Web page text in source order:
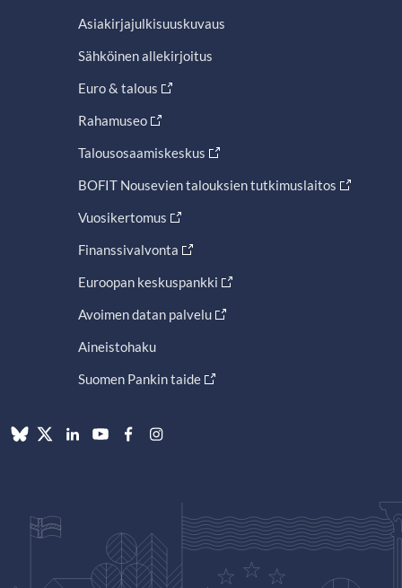
Asiakirjajulkisuuskuvaus
Sähköinen allekirjoitus
Euro & talous
Rahamuseo
Talousosaamiskeskus
BOFIT Nousevien talouksien tutkimuslaitos
Vuosikertomus
Finanssivalvonta
Euroopan keskuspankki
Avoimen datan palvelu
Aineistohaku
Suomen Pankin taide